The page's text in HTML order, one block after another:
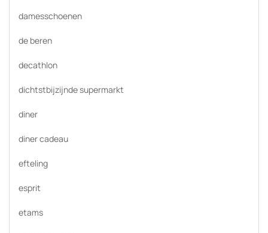
damesschoenen
de beren
decathlon
dichtstbijzijnde supermarkt
diner
diner cadeau
efteling
esprit
etams